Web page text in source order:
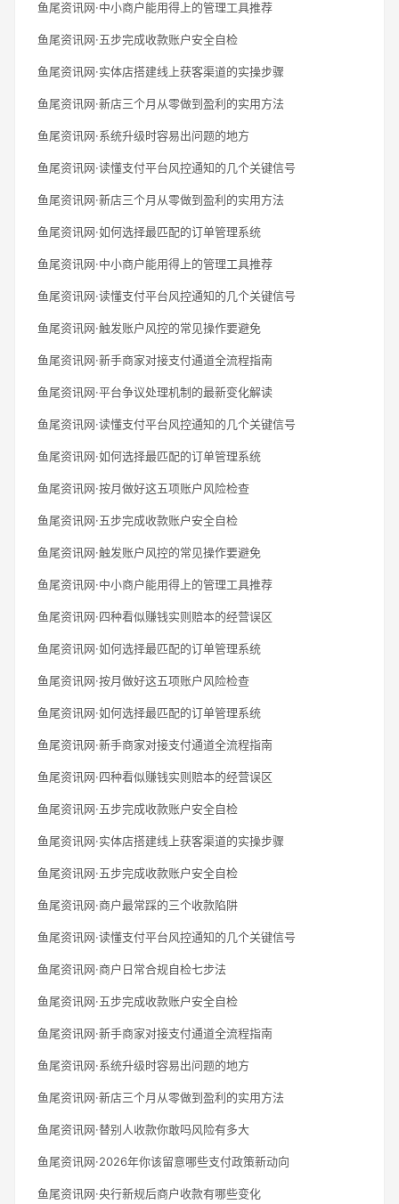
鱼尾资讯网·中小商户能用得上的管理工具推荐
鱼尾资讯网·五步完成收款账户安全自检
鱼尾资讯网·实体店搭建线上获客渠道的实操步骤
鱼尾资讯网·新店三个月从零做到盈利的实用方法
鱼尾资讯网·系统升级时容易出问题的地方
鱼尾资讯网·读懂支付平台风控通知的几个关键信号
鱼尾资讯网·新店三个月从零做到盈利的实用方法
鱼尾资讯网·如何选择最匹配的订单管理系统
鱼尾资讯网·中小商户能用得上的管理工具推荐
鱼尾资讯网·读懂支付平台风控通知的几个关键信号
鱼尾资讯网·触发账户风控的常见操作要避免
鱼尾资讯网·新手商家对接支付通道全流程指南
鱼尾资讯网·平台争议处理机制的最新变化解读
鱼尾资讯网·读懂支付平台风控通知的几个关键信号
鱼尾资讯网·如何选择最匹配的订单管理系统
鱼尾资讯网·按月做好这五项账户风险检查
鱼尾资讯网·五步完成收款账户安全自检
鱼尾资讯网·触发账户风控的常见操作要避免
鱼尾资讯网·中小商户能用得上的管理工具推荐
鱼尾资讯网·四种看似赚钱实则赔本的经营误区
鱼尾资讯网·如何选择最匹配的订单管理系统
鱼尾资讯网·按月做好这五项账户风险检查
鱼尾资讯网·如何选择最匹配的订单管理系统
鱼尾资讯网·新手商家对接支付通道全流程指南
鱼尾资讯网·四种看似赚钱实则赔本的经营误区
鱼尾资讯网·五步完成收款账户安全自检
鱼尾资讯网·实体店搭建线上获客渠道的实操步骤
鱼尾资讯网·五步完成收款账户安全自检
鱼尾资讯网·商户最常踩的三个收款陷阱
鱼尾资讯网·读懂支付平台风控通知的几个关键信号
鱼尾资讯网·商户日常合规自检七步法
鱼尾资讯网·五步完成收款账户安全自检
鱼尾资讯网·新手商家对接支付通道全流程指南
鱼尾资讯网·系统升级时容易出问题的地方
鱼尾资讯网·新店三个月从零做到盈利的实用方法
鱼尾资讯网·替别人收款你敢吗风险有多大
鱼尾资讯网·2026年你该留意哪些支付政策新动向
鱼尾资讯网·央行新规后商户收款有哪些变化